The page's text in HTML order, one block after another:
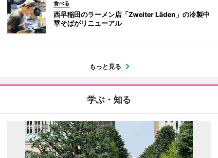
食べる
西早稲田のラーメン店「Zweiter Läden」の冷製中
華そばがリニューアル
もっと見る
学ぶ・知る